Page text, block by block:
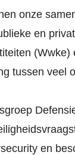
onze
en
tussen veel
en